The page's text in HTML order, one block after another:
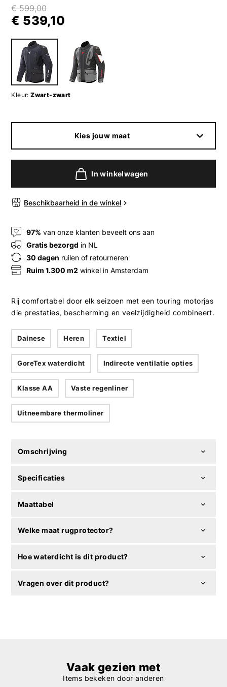
€ 599,00
€ 539,10
Kleur: Zwart-zwart
Kies jouw maat
In winkelwagen
Beschikbaarheid in de winkel
97% van onze klanten beveelt ons aan
Gratis bezorgd in NL
30 dagen ruilen of retourneren
Ruim 1.300 m2 winkel in Amsterdam
Rij comfortabel door elk seizoen met een touring motorjas
die prestaties, bescherming en veelzijdigheid combineert.
Dainese Heren Textiel
GoreTex waterdicht Indirecte ventilatie opties
Klasse AA Vaste regenliner
Uitneembare thermoliner
Omschrijving
Specificaties
Maattabel
Welke maat rugprotector?
Hoe waterdicht is dit product?
Vragen over dit product?
Vaak gezien met
Items bekeken door anderen